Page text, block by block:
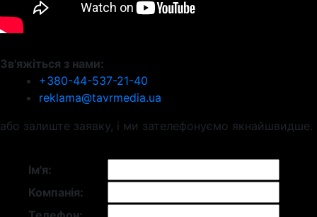
Зв'яжіться з нами:
+380-44-537-21-40
reklama@tavrmedia.ua
або залиште заявку, і ми зателефонуємо якнайшвидше.
Ім'я:
Компанія: